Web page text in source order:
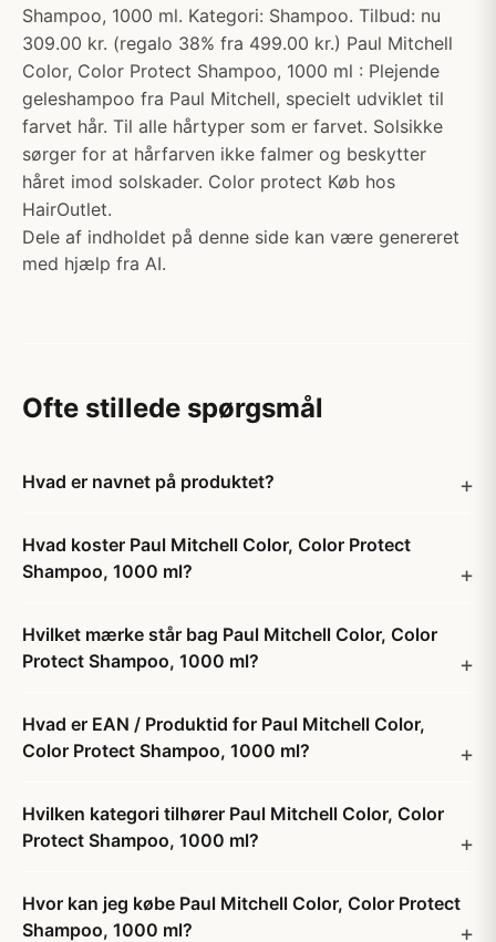
Shampoo, 1000 ml. Kategori: Shampoo. Tilbud: nu
309.00 kr. (regalo 38% fra 499.00 kr.) Paul Mitchell
Color, Color Protect Shampoo, 1000 ml : Plejende
geleshampoo fra Paul Mitchell, specielt udviklet til
farvet hår. Til alle hårtyper som er farvet. Solsikke
sørger for at hårfarven ikke falmer og beskytter
håret imod solskader. Color protect Køb hos
HairOutlet.
Dele af indholdet på denne side kan være genereret
med hjælp fra AI.
Ofte stillede spørgsmål
Hvad er navnet på produktet?
Hvad koster Paul Mitchell Color, Color Protect
Shampoo, 1000 ml?
Hvilket mærke står bag Paul Mitchell Color, Color
Protect Shampoo, 1000 ml?
Hvad er EAN / Produktid for Paul Mitchell Color,
Color Protect Shampoo, 1000 ml?
Hvilken kategori tilhører Paul Mitchell Color, Color
Protect Shampoo, 1000 ml?
Hvor kan jeg købe Paul Mitchell Color, Color Protect
Shampoo, 1000 ml?